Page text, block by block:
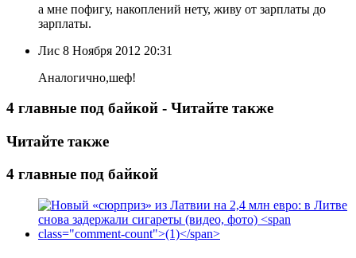
а мне пофигу, накоплений нету, живу от зарплаты до
зарплаты.
Лис 8 Ноября 2012 20:31
Аналогично,шеф!
4 главные под байкой - Читайте также
Читайте также
4 главные под байкой